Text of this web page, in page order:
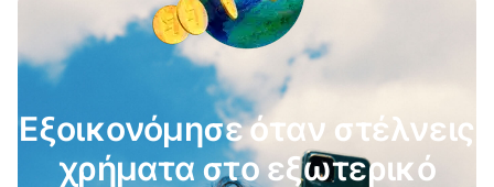
Εξοικονόμησε όταν στέλνεις
χρήματα στο εξωτερικό